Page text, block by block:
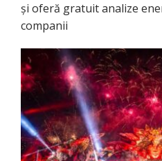
și oferă gratuit analize
companii